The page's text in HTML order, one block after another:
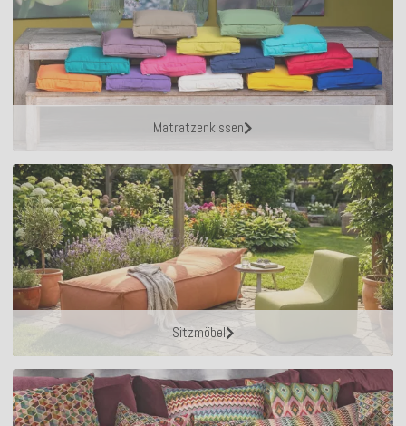
Matratzenkissen
Sitzmöbel